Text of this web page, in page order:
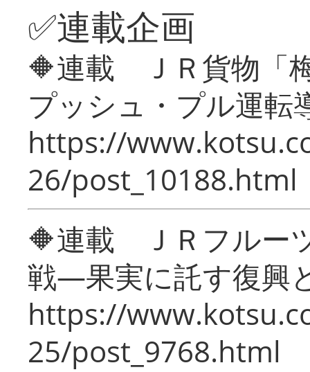
✅連載企画
🔶連載 ＪＲ貨物「
プッシュ・プル運転
https://
26/post_10188.html
🔶連載 ＪＲフルー
戦―果実に託す復興
https://
25/post_9768.html